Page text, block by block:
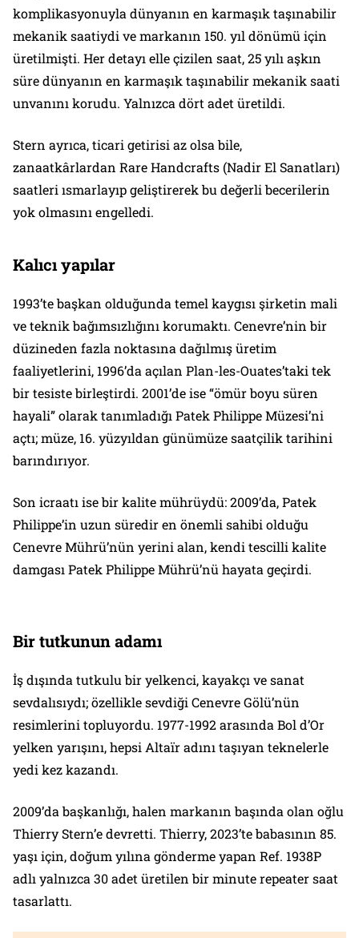
komplikasyonuyla dünyanın en karmaşık taşınabilir
mekanik saatiydi ve markanın 150. yıl dönümü için
üretilmişti. Her detayı elle çizilen saat, 25 yılı aşkın
süre dünyanın en karmaşık taşınabilir mekanik saati
unvanını korudu. Yalnızca dört adet üretildi.
Stern ayrıca, ticari getirisi az olsa bile,
zanaatkârlardan Rare Handcrafts (Nadir El Sanatları)
saatleri ısmarlayıp geliştirerek bu değerli becerilerin
yok olmasını engelledi.
Kalıcı yapılar
1993’te başkan olduğunda temel kaygısı şirketin mali
ve teknik bağımsızlığını korumaktı. Cenevre’nin bir
düzineden fazla noktasına dağılmış üretim
faaliyetlerini, 1996’da açılan Plan-les-Ouates’taki tek
bir tesiste birleştirdi. 2001’de ise “ömür boyu süren
hayali” olarak tanımladığı Patek Philippe Müzesi’ni
açtı; müze, 16. yüzyıldan günümüze saatçilik tarihini
barındırıyor.
Son icraatı ise bir kalite mührüydü: 2009’da, Patek
Philippe’in uzun süredir en önemli sahibi olduğu
Cenevre Mührü’nün yerini alan, kendi tescilli kalite
damgası Patek Philippe Mührü’nü hayata geçirdi.
Bir tutkunun adamı
İş dışında tutkulu bir yelkenci, kayakçı ve sanat
sevdalısıydı; özellikle sevdiği Cenevre Gölü’nün
resimlerini topluyordu. 1977-1992 arasında Bol d’Or
yelken yarışını, hepsi Altaïr adını taşıyan teknelerle
yedi kez kazandı.
2009’da başkanlığı, halen markanın başında olan oğlu
Thierry Stern’e devretti. Thierry, 2023’te babasının 85.
yaşı için, doğum yılına gönderme yapan Ref. 1938P
adlı yalnızca 30 adet üretilen bir minute repeater saat
tasarlattı.